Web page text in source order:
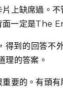
上缺席過。
一定是The
到的回答不
理的答案。
要的。有頭